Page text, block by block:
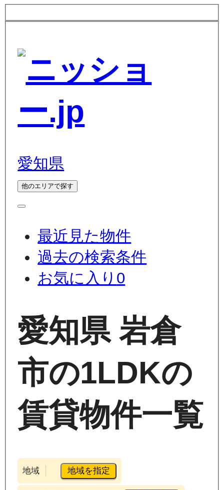
愛知県
他のエリアで探す
最近見た物件
過去の検索条件
お気に入り 0
愛知県 岩倉
市の1LDKの
賃貸物件一覧
地域 地域を指定